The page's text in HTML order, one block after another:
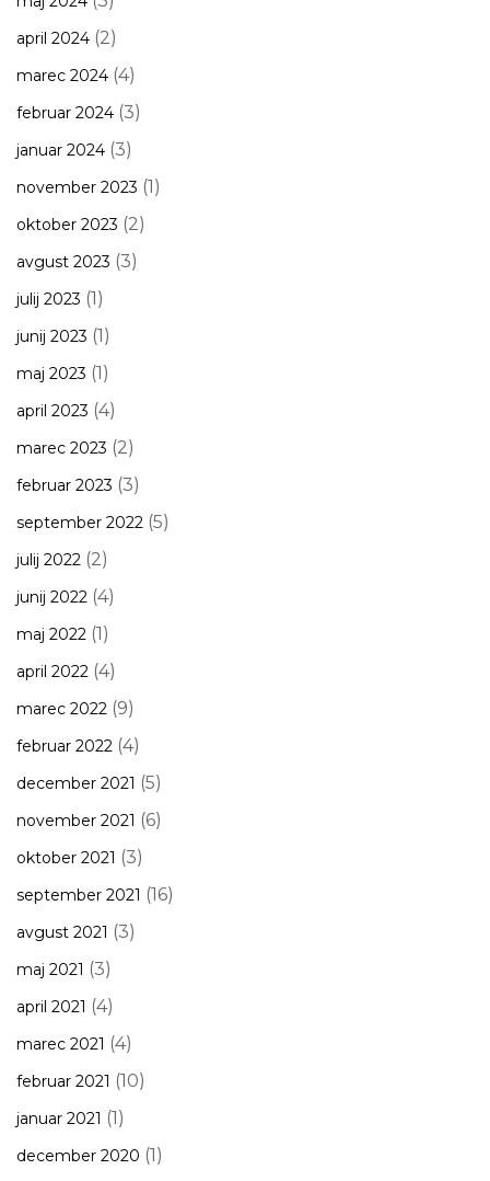
april 2024 (2)
marec 2024 (4)
februar 2024 (3)
januar 2024 (3)
november 2023 (1)
oktober 2023 (2)
avgust 2023 (3)
julij 2023 (1)
junij 2023 (1)
maj 2023 (1)
april 2023 (4)
marec 2023 (2)
februar 2023 (3)
september 2022 (5)
julij 2022 (2)
junij 2022 (4)
maj 2022 (1)
april 2022 (4)
marec 2022 (9)
februar 2022 (4)
december 2021 (5)
november 2021 (6)
oktober 2021 (3)
september 2021 (16)
avgust 2021 (3)
maj 2021 (3)
april 2021 (4)
marec 2021 (4)
februar 2021 (10)
januar 2021 (1)
december 2020 (1)